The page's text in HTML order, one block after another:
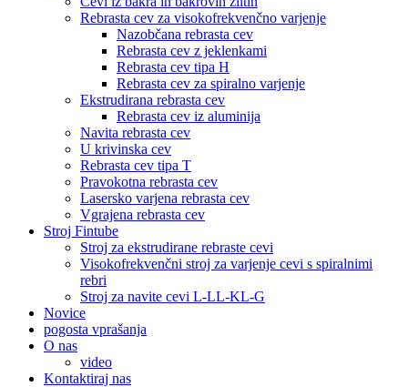
Rebrasta cev za visokofrekvenčno varjenje
Nazobčana rebrasta cev
Rebrasta cev z jeklenkami
Rebrasta cev tipa H
Rebrasta cev za spiralno varjenje
Ekstrudirana rebrasta cev
Rebrasta cev iz aluminija
Navita rebrasta cev
U krivinska cev
Rebrasta cev tipa T
Pravokotna rebrasta cev
Lasersko varjena rebrasta cev
Vgrajena rebrasta cev
Stroj Fintube
Stroj za ekstrudirane rebraste cevi
Visokofrekvenčni stroj za varjenje cevi s spiralnimi
rebri
Stroj za navite cevi L-LL-KL-G
Novice
pogosta vprašanja
O nas
video
Kontaktiraj nas